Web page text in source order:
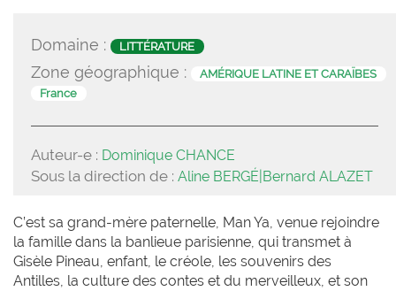
Domaine : LITTÉRATURE
Zone géographique :
AMÉRIQUE LATINE ET CARAÏBES
France
Auteur-e : Dominique CHANCE
Sous la direction de : Aline BERGÉ|Bernard ALAZET
C’est sa grand-mère paternelle, Man Ya, venue rejoindre
la famille dans la banlieue parisienne, qui transmet à
Gisèle Pineau, enfant, le créole, les souvenirs des
Antilles, la culture des contes et du merveilleux, et son